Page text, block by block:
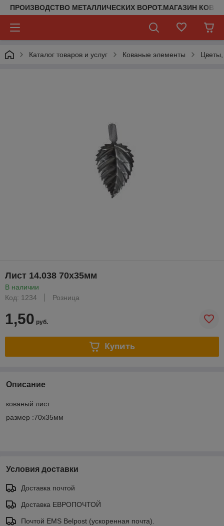
ПРОИЗВОДСТВО МЕТАЛЛИЧЕСКИХ ВОРОТ.МАГАЗИН
Каталог товаров и услуг Кованые элементы Цветы,
Лист 14.038 70х35мм
В наличии
Код: 1234
Розница
1,50 руб.
Купить
Описание
кованый лист
размер :70х35мм
Условия доставки
Доставка почтой
Доставка ЕВРОПОЧТОЙ
Почтой EMS Belpost (ускоренная почта).